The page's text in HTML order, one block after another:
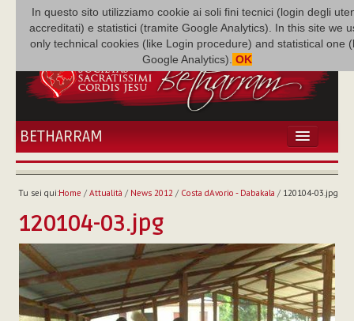
In questo sito utilizziamo cookie ai soli fini tecnici (login degli
accreditati) e statistici (tramite Google Analytics). In this site we
only technical cookies (like Login procedure) and statistical one
Google Analytics). OK
BETHARRAM
HOME
FAMIGLIA
MISSIONE
NEF
MEDIATECA
P. AUGUSTO ETCHECOPAR
Tu sei qui:Home / Attualità / News 2012 / Costa dAvorio - Dabakala / 120104-03.jpg
120104-03.jpg